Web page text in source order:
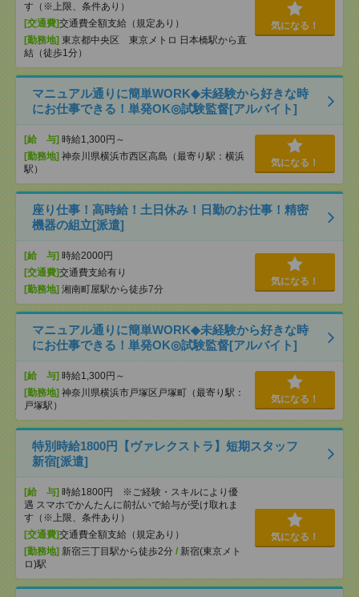
す（※上限、条件あり）
[交通費]交通費全額支給（規定あり）
[勤務地] 東京都中央区 東京メトロ 日本橋駅から直
結（徒歩1分）
気になる！
マニュアル通りに簡単WORK◆未経験から好きな時
にお仕事できる！単発OK◎試験監督[アルバイト]
[給 与] 時給1,300円～
[勤務地] 神奈川県横浜市西区高島（最寄り駅：横浜
駅）
気になる！
座り仕事！高時給！土日休み！日勤のお仕事！精密
機器の組立[派遣]
[給 与] 時給2000円
[交通費]交通費支給有り
[勤務地] 湘南町屋駅から徒歩7分
気になる！
マニュアル通りに簡単WORK◆未経験から好きな時
にお仕事できる！単発OK◎試験監督[アルバイト]
[給 与] 時給1,300円～
[勤務地] 神奈川県横浜市戸塚区戸塚町（最寄り駅：
戸塚駅）
気になる！
特別時給1800円【ヴァレクストラ】短期スタッフ
新宿[派遣]
[給 与] 時給1800円 ※ご経験・スキルにより優
遇 スマホでかんたんに前払いで給与が受け取れま
す（※上限、条件あり）
[交通費]交通費全額支給（規定あり）
[勤務地] 新宿三丁目駅から徒歩2分 / 新宿(東京メト
ロ)駅
気になる！